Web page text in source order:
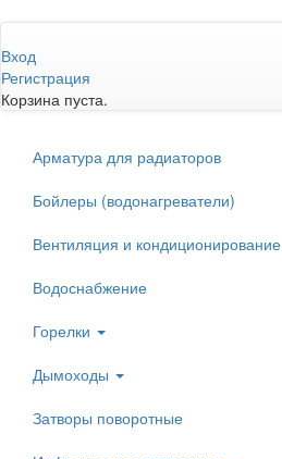
к
основному
содержанию
Вход
Регистрация
Корзина пуста.
Арматура для радиаторов
Бойлеры (водонагреватели)
Вентиляция и кондиционирование
Водоснабжение
Горелки
Дымоходы
Затворы поворотные